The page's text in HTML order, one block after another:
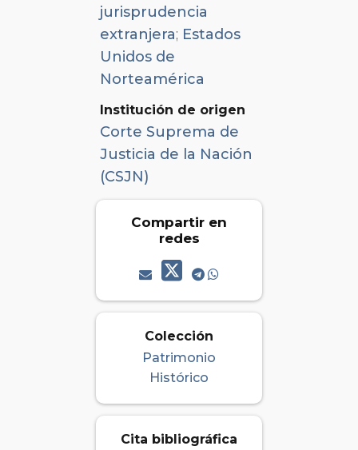
jurisprudencia
extranjera; Estados
Unidos de
Norteamérica
Institución de origen
Corte Suprema de
Justicia de la Nación
(CSJN)
Compartir en
redes
Colección
Patrimonio
Histórico
Cita bibliográfica